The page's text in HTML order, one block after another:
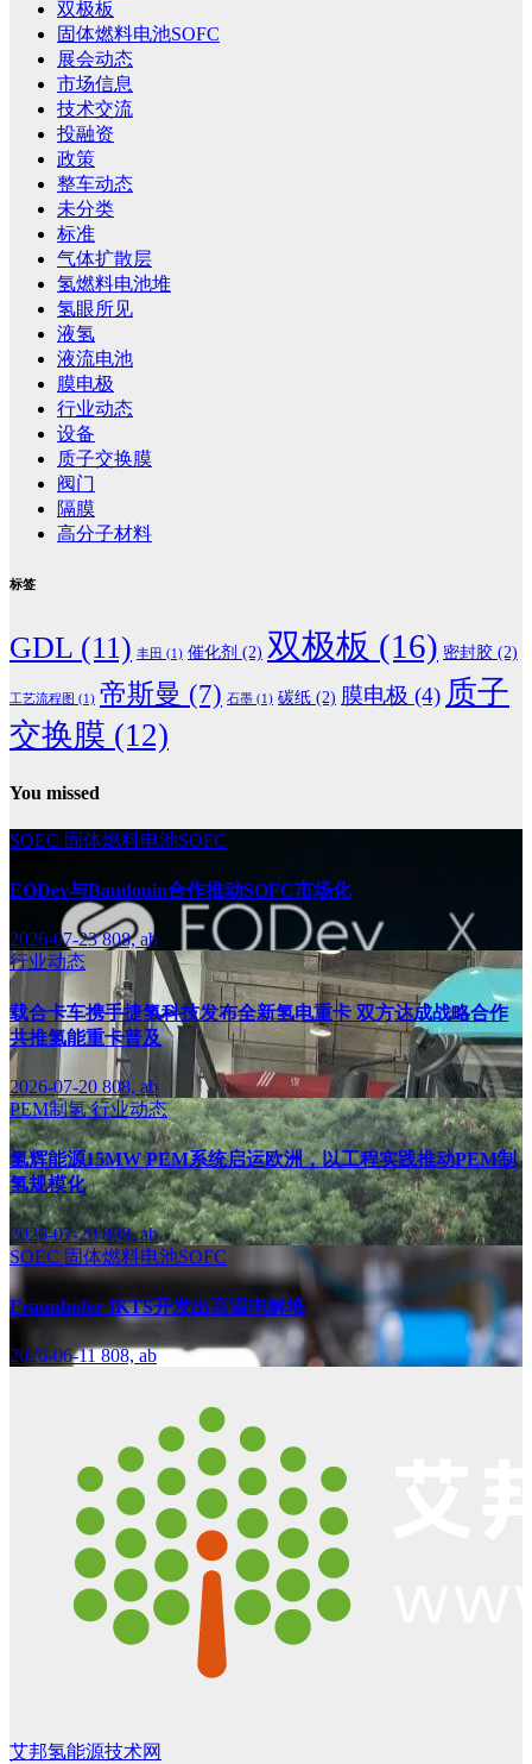
双极板
固体燃料电池SOFC
展会动态
市场信息
技术交流
投融资
政策
整车动态
未分类
标准
气体扩散层
氢燃料电池堆
氢眼所见
液氢
液流电池
膜电极
行业动态
设备
质子交换膜
阀门
隔膜
高分子材料
标签
GDL (11) 丰田 (1) 催化剂 (2) 双极板 (16) 密封胶 (2)
工艺流程图 (1) 帝斯曼 (7) 石墨 (1) 碳纸 (2) 膜电极 (4) 质子
交换膜 (12)
You missed
SOEC 固体燃料电池SOFC
EODev与Baudouin合作推动SOFC市场化
2026-07-23808, ab
行业动态
载合卡车携手捷氢科技发布全新氢电重卡 双方达成战略合作
共推氢能重卡普及
2026-07-20 808, ab
PEM制氢行业动态
氢辉能源15MW PEM系统启运欧洲，以工程实践推动PEM制
氢规模化
2026-07-20808, ab
SOEC 固体燃料电池SOFC
Fraunhofer IKTS开发出高温电解堆
2026-06-11808, ab
艾邦氢能源技术网